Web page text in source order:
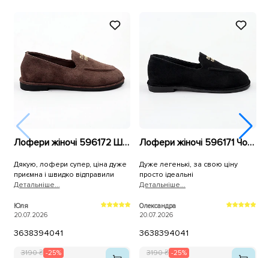
Лофери жіночі 596172 Шоколад
Дякую, лофери супер, ціна дуже
приємна і швидко відправили
Детальнiше...
Юля
20.07.2026
3638394041
3190 ₴ -25%
Лофери жіночі 596171 Чорні
Дуже легенькі, за свою ціну
просто ідеальні
Детальнiше...
Олександра
20.07.2026
3638394041
3190 ₴ -25%